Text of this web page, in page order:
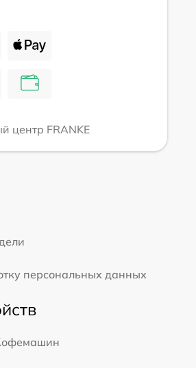
центр FRANKE
персональных данных